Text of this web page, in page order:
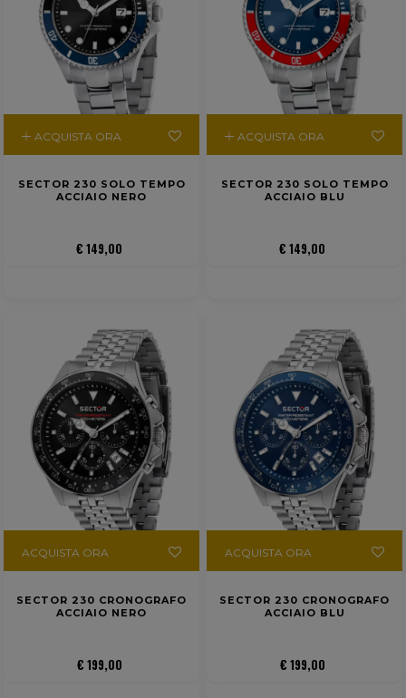
ACQUISTA ORA
SECTOR 230 SOLO TEMPO
ACCIAIO NERO
€ 149,00
ACQUISTA ORA
SECTOR 230 SOLO TEMPO
ACCIAIO BLU
€ 149,00
ACQUISTA ORA
SECTOR 230 CRONOGRAFO
ACCIAIO NERO
€ 199,00
ACQUISTA ORA
SECTOR 230 CRONOGRAFO
ACCIAIO BLU
€ 199,00